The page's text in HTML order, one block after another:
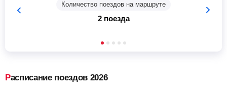
Количество поездов на маршруте
2 поезда
Расписание поездов 2026